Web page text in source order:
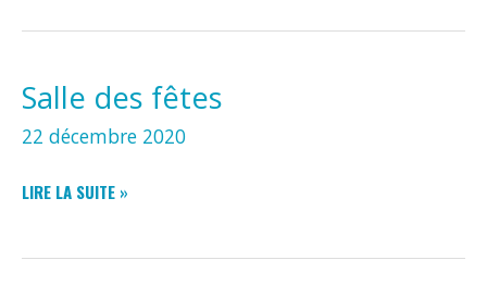
Salle des fêtes
22 décembre 2020
SALLE
LIRE LA SUITE »